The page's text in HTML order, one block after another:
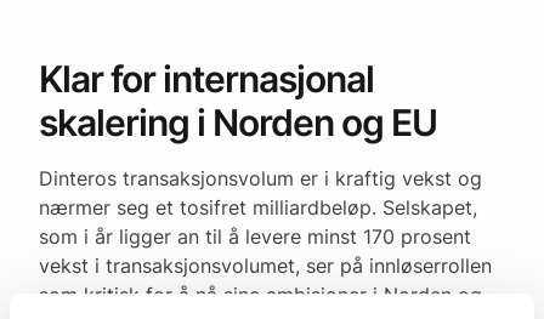
Klar for internasjonal
skalering i Norden og EU
Dinteros transaksjonsvolum er i kraftig vekst og
nærmer seg et tosifret milliardbeløp. Selskapet,
som i år ligger an til å levere minst 170 prosent
vekst i transaksjonsvolumet, ser på innløserrollen
som kritisk for å nå sine ambisjoner i Norden og